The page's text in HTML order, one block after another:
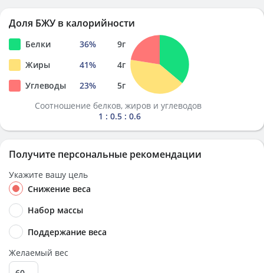
Доля БЖУ в калорийности
Белки 36% 9г
Жиры
41% 4г
Углеводы
23% 5г
Соотношение белков, жиров и углеводов
1 : 0.5 : 0.6
Получите персональные рекомендации
Укажите вашу цель
Снижение веса
Набор массы
Поддержание веса
Желаемый вес